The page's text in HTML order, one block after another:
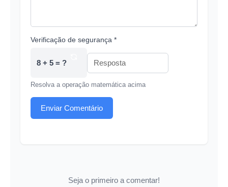
Verificação de segurança *
8 + 5 = ?
Resolva a operação matemática acima
Enviar Comentário
Seja o primeiro a comentar!